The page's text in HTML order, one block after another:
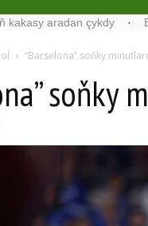
çykdy · Belgiýada
“Barselona” soňky
soňky